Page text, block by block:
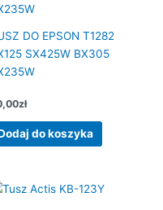
DO EPSON T1282
SX425W BX305
zł
do koszyka